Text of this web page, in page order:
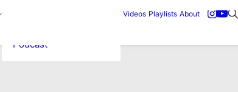
Podcast
Videos Playlists About